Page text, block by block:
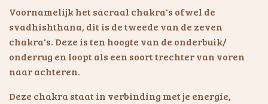
Voornamelijk het sacraal chakra's ofwel de
svadhishthana, dit is de tweede van de zeven
chakra's. Deze is ten hoogte van de onderbuik/
onderrug en loopt als een soort trechter van voren
naar achteren.
Deze chakra staat in verbinding met je energie,